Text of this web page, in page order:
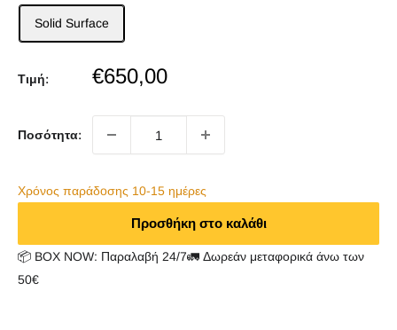
Solid Surface
Τιμή:
Sale
€650,00
Ποσότητα:
Χρόνος παράδoσης 10-15 ημέρες
Προσθήκη στο καλάθι
📦 BOX NOW: Παραλαβή 24/7🚛 Δωρεάν μεταφορικά άνω των
50€